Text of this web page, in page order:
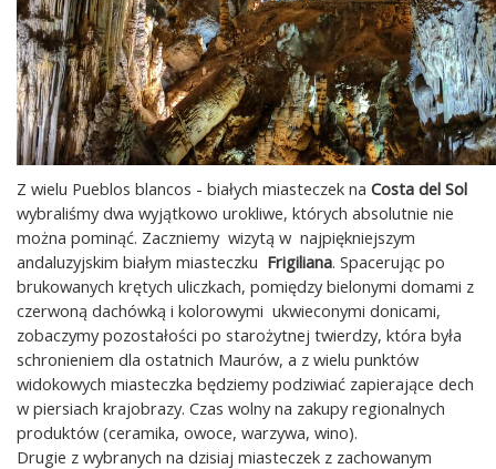
Z wielu Pueblos blancos - białych miasteczek na Costa del Sol
wybraliśmy dwa wyjątkowo urokliwe, których absolutnie nie
można pominąć. Zaczniemy wizytą w najpiękniejszym
andaluzyjskim białym miasteczku Frigiliana. Spacerując po
brukowanych krętych uliczkach, pomiędzy bielonymi domami z
czerwoną dachówką i kolorowymi ukwieconymi donicami,
zobaczymy pozostałości po starożytnej twierdzy, która była
schronieniem dla ostatnich Maurów, a z wielu punktów
widokowych miasteczka będziemy podziwiać zapierające dech
w piersiach krajobrazy. Czas wolny na zakupy regionalnych
produktów (ceramika, owoce, warzywa, wino).
Drugie z wybranych na dzisiaj miasteczek z zachowanym